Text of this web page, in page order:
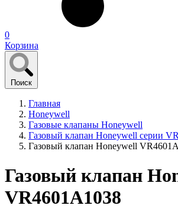
0
Корзина
Поиск
Главная
Honeywell
Газовые клапаны Honeywell
Газовый клапан Honeywell серии
Газовый клапан Honeywell
Газовый клапан
VR4601A1038